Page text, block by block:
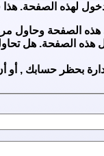
لهذه الصفحة. هذا
هذه الصفحة وحاول
هذه الصفحة. هل
بحظر حسابك , أو